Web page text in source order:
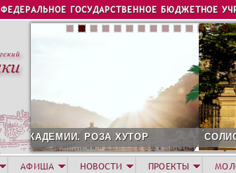
Jump to
ФЕДЕРАЛЬНОЕ ГОСУДАРСТВЕННОЕ БЮДЖЕТНОЕ
СОЛИСТ АВГУСТА 2026 -
АФИША НОВОСТИ ПРОЕКТЫ